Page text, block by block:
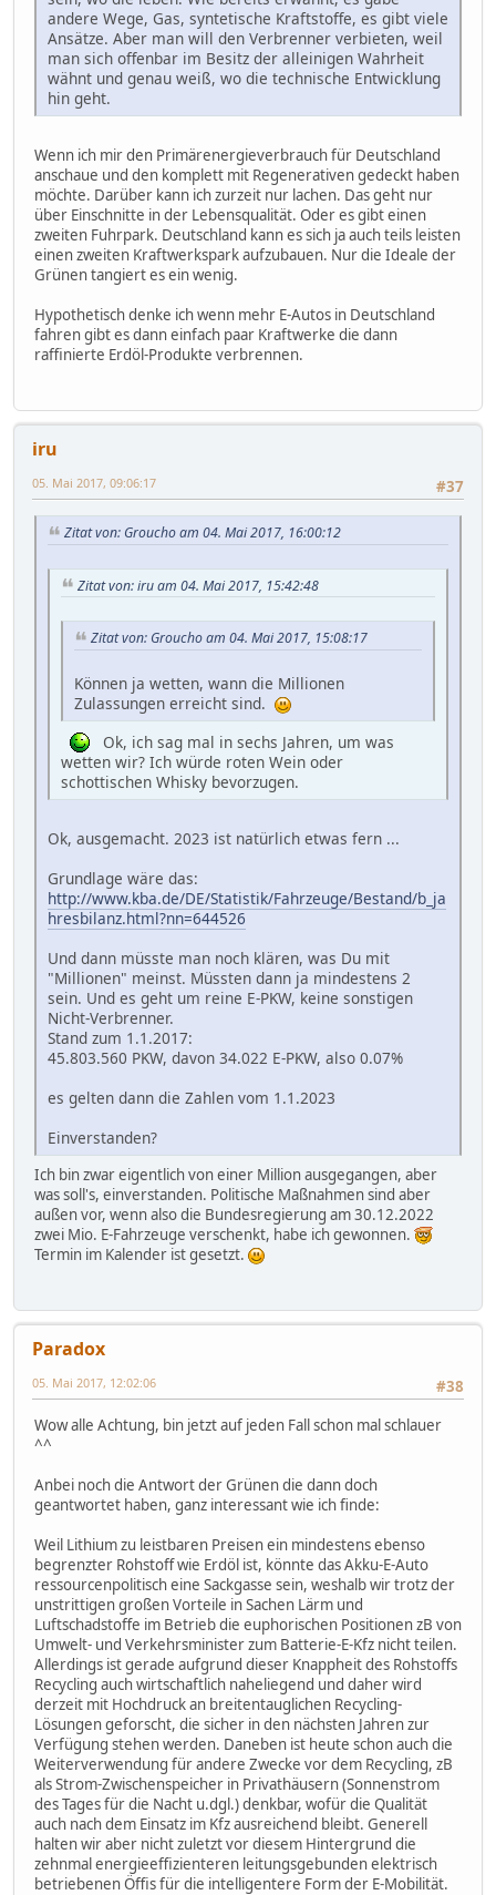
andere Wege, Gas, syntetische Kraftstoffe, es gibt viele
Ansätze. Aber man will den Verbrenner verbieten, weil
man sich offenbar im Besitz der alleinigen Wahrheit
wähnt und genau weiß, wo die technische Entwicklung
hin geht.
Wenn ich mir den Primärenergieverbrauch für Deutschland
anschaue und den komplett mit Regenerativen gedeckt haben
möchte. Darüber kann ich zurzeit nur lachen. Das geht nur
über Einschnitte in der Lebensqualität. Oder es gibt einen
zweiten Fuhrpark. Deutschland kann es sich ja auch teils leisten
einen zweiten Kraftwerkspark aufzubauen. Nur die Ideale der
Grünen tangiert es ein wenig.
Hypothetisch denke ich wenn mehr E-Autos in Deutschland
fahren gibt es dann einfach paar Kraftwerke die dann
raffinierte Erdöl-Produkte verbrennen.
iru
#37
05. Mai 2017, 09:06:17
Zitat von: Groucho am 04. Mai 2017, 16:00:12
Zitat von: iru am 04. Mai 2017, 15:42:48
Zitat von: Groucho am 04. Mai 2017, 15:08:17
Können ja wetten, wann die Millionen
Zulassungen erreicht sind.
Ok, ich sag mal in sechs Jahren, um was
wetten wir? Ich würde roten Wein oder
schottischen Whisky bevorzugen.
Ok, ausgemacht. 2023 ist natürlich etwas fern ...
Grundlage wäre das:
http://www.kba.de/DE/Statistik/Fahrzeuge/Bestand/b_ja
hresbilanz.html?nn=644526
Und dann müsste man noch klären, was Du mit
"Millionen" meinst. Müssten dann ja mindestens 2
sein. Und es geht um reine E-PKW, keine sonstigen
Nicht-Verbrenner.
Stand zum 1.1.2017:
45.803.560 PKW, davon 34.022 E-PKW, also 0.07%
es gelten dann die Zahlen vom 1.1.2023
Einverstanden?
Ich bin zwar eigentlich von einer Million ausgegangen, aber
was soll's, einverstanden. Politische Maßnahmen sind aber
außen vor, wenn also die Bundesregierung am 30.12.2022
zwei Mio. E-Fahrzeuge verschenkt, habe ich gewonnen.
Termin im Kalender ist gesetzt.
Paradox
#38
05. Mai 2017, 12:02:06
Wow alle Achtung, bin jetzt auf jeden Fall schon mal schlauer
^^
Anbei noch die Antwort der Grünen die dann doch
geantwortet haben, ganz interessant wie ich finde:
Weil Lithium zu leistbaren Preisen ein mindestens ebenso
begrenzter Rohstoff wie Erdöl ist, könnte das Akku-E-Auto
ressourcenpolitisch eine Sackgasse sein, weshalb wir trotz der
unstrittigen großen Vorteile in Sachen Lärm und
Luftschadstoffe im Betrieb die euphorischen Positionen zB von
Umwelt- und Verkehrsminister zum Batterie-E-Kfz nicht teilen.
Allerdings ist gerade aufgrund dieser Knappheit des Rohstoffs
Recycling auch wirtschaftlich naheliegend und daher wird
derzeit mit Hochdruck an breitentauglichen Recycling-
Lösungen geforscht, die sicher in den nächsten Jahren zur
Verfügung stehen werden. Daneben ist heute schon auch die
Weiterverwendung für andere Zwecke vor dem Recycling, zB
als Strom-Zwischenspeicher in Privathäusern (Sonnenstrom
des Tages für die Nacht u.dgl.) denkbar, wofür die Qualität
auch nach dem Einsatz im Kfz ausreichend bleibt. Generell
halten wir aber nicht zuletzt vor diesem Hintergrund die
zehnmal energieeffizienteren leitungsgebunden elektrisch
betriebenen Öffis für die intelligentere Form der E-Mobilität.